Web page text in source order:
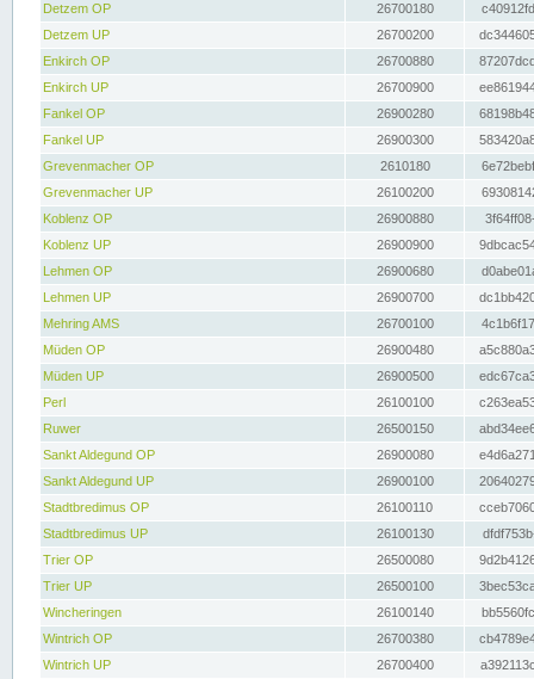
Detzem OP
26700180
Detzem UP
26700200
Enkirch OP
26700880
Enkirch UP
26700900
Fankel OP
26900280
Fankel UP
26900300
Grevenmacher OP
2610180
Grevenmacher UP
26100200
Koblenz OP
26900880
Koblenz UP
26900900
Lehmen OP
26900680
Lehmen UP
26900700
Mehring AMS
26700100
Müden OP
26900480
Müden UP
26900500
Perl
26100100
Ruwer
26500150
Sankt Aldegund OP
26900080
Sankt Aldegund UP
26900100
Stadtbredimus OP
26100110
Stadtbredimus UP
26100130
Trier OP
26500080
Trier UP
26500100
Wincheringen
26100140
Wintrich OP
26700380
Wintrich UP
26700400